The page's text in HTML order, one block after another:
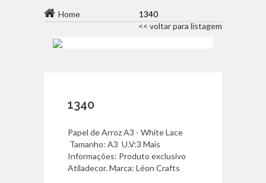
Home
1340
<< voltar para listagem
1340
Papel de Arroz A3 - White Lace
Tamanho: A3 U.V:3 Mais
Informações: Produto exclusivo
Atiladecor. Marca: Léon Crafts